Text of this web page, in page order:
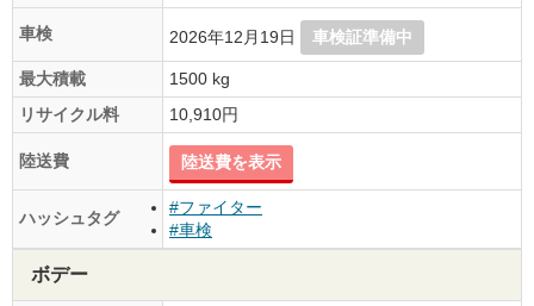
車検 2026年12月19日 車検証準備中
最大積載
1500 kg
リサイクル料
10,910円
陸送費 陸送費を表示
ハッシュタグ
#ファイター
#車検
ボデー